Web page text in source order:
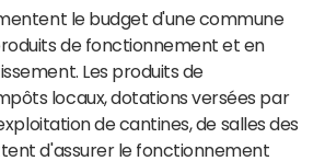
le budget d'une commune
de fonctionnement et en
Les produits de
locaux, dotations versées par
de cantines, de salles des
d'assurer le fonctionnement